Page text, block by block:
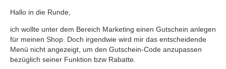
Hallo in die Runde,
ich wollte unter dem Bereich Marketing einen Gutschein anlegen
für meinen Shop. Doch irgendwie wird mir das entscheidende
Menü nicht angezeigt, um den Gutschein-Code anzupassen
bezüglich seiner Funktion bzw Rabatte.